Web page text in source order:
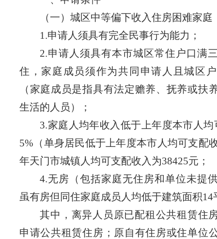
（一）城区中等偏下收入住房困难家庭
1.申请人须具有完全民事行为能力；
2.申请人须具有本市城区常住户口满
住，家庭成员须作为共同申请人且城区
（家庭成员是指具有法定赡养、抚养或扶
生活的人员）；
3.家庭人均年收入低于上年度本市人
5% （单身居民低于上年度本市人均可支配
年天门市城镇人均可支配收入为38425元；
4.无房（包括家庭无住房和单位未提
虽有房但同住家庭成员人均低于建筑面积14
其中， 离异人员原已配租公共租赁住
申请公共租赁住房；原自有住房或住单位